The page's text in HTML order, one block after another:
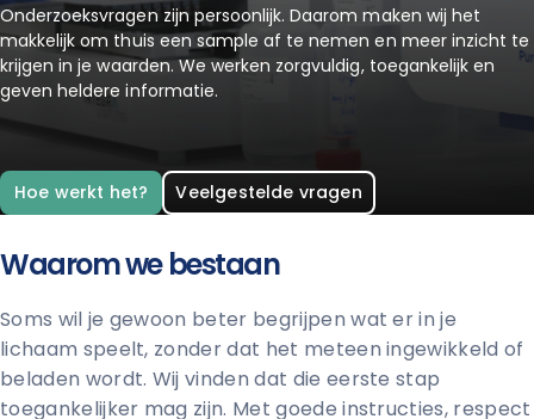
Onderzoeksvragen zijn persoonlijk. Daarom maken wij het
makkelijk om thuis een sample af te nemen en meer inzicht te
krijgen in je waarden. We werken zorgvuldig, toegankelijk en
geven heldere informatie.
Hoe werkt het? Veelgestelde vragen
Waarom we bestaan
Soms wil je gewoon beter begrijpen wat er in je
lichaam speelt, zonder dat het meteen ingewikkeld of
beladen wordt. Wij vinden dat die eerste stap
toegankelijker mag zijn. Met goede instructies, respect